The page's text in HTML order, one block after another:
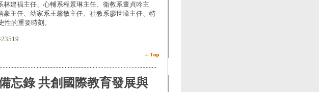
林建福主任、心輔系程景琳主任、衛教系董貞吟主
豪主任、幼家系王馨敏主任、社教系廖世璋主任、特
的重要時刻。
忘錄 共創國際教育發展與